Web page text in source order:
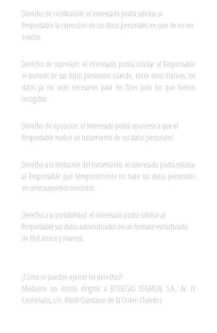
Derecho de rectificación: el interesado podrá solicitar al
Responsable la corrección de sus datos personales en caso de no ser
exactos.
Derecho de supresión: el interesado podrá solicitar al Responsable
el borrado de sus datos personales cuando, entre otros motivos, los
datos ya no sean necesarios para los fines para los que fueron
recogidos.
Derecho de oposición: el interesado podrá oponerse a que el
Responsable realice un tratamiento de sus datos personales.
Derecho a la limitación del tratamiento: el interesado podrá solicitar
al Responsable que temporalmente no trate sus datos personales
en unos supuestos concretos.
Derecho a la portabilidad: el interesado podrá solicitar al
Responsable sus datos automatizados en un formato estructurado
de fácil acceso y manejo.
¿Cómo se pueden ejercer los derechos?
Mediante un escrito dirigido a BODEGAS LEGANZA, S.A., Av. IV
Centenario, s/n, 45800 Quintanar de la Orden (Toledo)